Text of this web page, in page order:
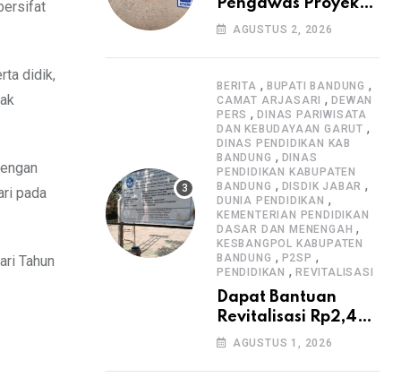
didik,
pada
Tahun
Pengawas Proyek
Citiis Terkait
Pengawasan K3
AGUSTUS 2, 2026
BERITA , BUPATI BANDUNG ,
CAMAT ARJASARI ,DEWAN
PERS ,DINAS PARIWISATA
DAN KEBUDAYAAN GARUT ,
DINAS PENDIDIKAN KAB
BANDUNG , DINAS
PENDIDIKAN KABUPATEN
BANDUNG , DISDIK JABAR ,
DUNIA PENDIDIKAN ,
KEMENTERIAN PENDIDIKAN
DASAR DAN MENENGAH ,
KESBANGPOL KABUPATEN
BANDUNG , P2SP ,
PENDIDIKAN , REVITALISASI
Dapat Bantuan
Revitalisasi Rp2,4
Miliar, SMPN 1
Masyarakat Sambut
AGUSTUS 1, 2026